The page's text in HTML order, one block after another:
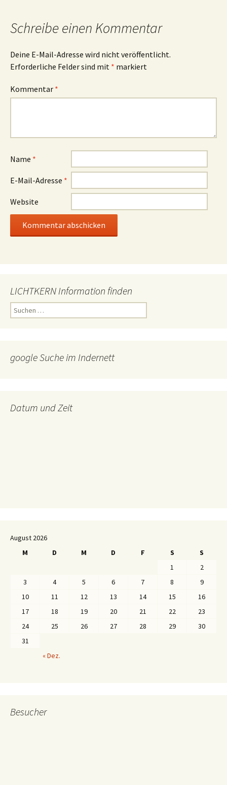
Schreibe einen Kommentar
Deine E-Mail-Adresse wird nicht veröffentlicht.
Erforderliche Felder sind mit * markiert
Kommentar *
Name *
E-Mail-Adresse *
Website
LICHTKERN Information finden
Suchen
nach:
google Suche im Indernett
Datum und Zeit
August 2026
M
D M D F S
S
1
2
3
4 5 6 7 8
9
10
11 12 13 14 15
16
17
18 19 20 21 22
23
24
25 26 27 28 29
30
31
« Dez.
Besucher